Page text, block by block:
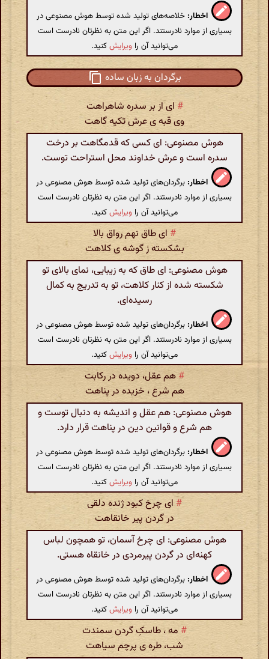
اخطار: خلاصه‌های تولید شده توسط هوش مصنوعی در
بسیاری از موارد نادرستند. اگر این متن به نظرتان نادرست است
می‌توانید آن را ویرایشکنید.
برگردان به زبان ساده
# ای از بر سدره شاهراهت
وی قبه ی عرش تکیه گاهت
هوش مصنوعی: ای کسی که قدمگاهت بر درخت
سدره است و عرش خداوند محل استراحت توست.
اخطار: برگردان‌های تولید شده توسط هوش مصنوعی در
بسیاری از موارد نادرستند. اگر این متن به نظرتان نادرست است
می‌توانید آن را ویرایشکنید.
# ای طاق نهم رواق بالا
بشکسته ز گوشه ی کلاهت
هوش مصنوعی: ای طاق که به زیبایی، نمای بالای تو
شکسته شده از کنار کلاهت، تو به تدریج به کمال
رسیده‌ای.
اخطار: برگردان‌های تولید شده توسط هوش مصنوعی در
بسیاری از موارد نادرستند. اگر این متن به نظرتان نادرست است
می‌توانید آن را ویرایشکنید.
# هم عقل، دویده در رکابت
هم شرع ، خزیده در پناهت
هوش مصنوعی: هم عقل و اندیشه به دنبال توست و
هم شرع و قوانین دین در پناهت قرار دارد.
اخطار: برگردان‌های تولید شده توسط هوش مصنوعی در
بسیاری از موارد نادرستند. اگر این متن به نظرتان نادرست است
می‌توانید آن را ویرایشکنید.
# ای چرخ کبود ژنده دلقی
در گردن پیر خانقاهت
هوش مصنوعی: ای چرخ آسمان، تو همچون لباس
کهنه‌ای در گردن پیرمردی در خانقاه هستی.
اخطار: برگردان‌های تولید شده توسط هوش مصنوعی در
بسیاری از موارد نادرستند. اگر این متن به نظرتان نادرست است
می‌توانید آن را ویرایشکنید.
# مه ، طاسکِ گردن سمندت
شب، طره ی پرچم سیاهت